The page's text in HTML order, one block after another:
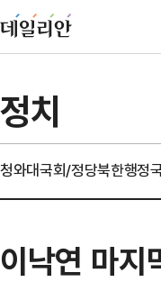
정치
청와대국회/정당북한행정
이낙연 마